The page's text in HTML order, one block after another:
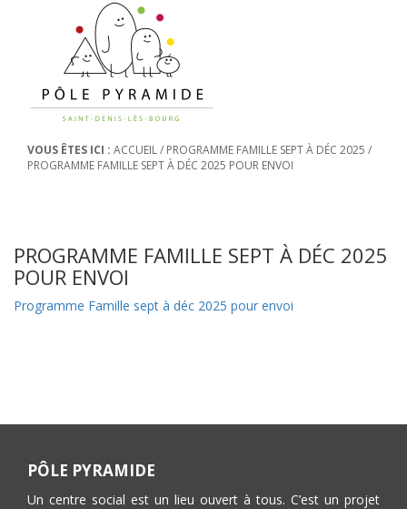
VOUS ÊTES ICI : ACCUEIL/ PROGRAMME FAMILLE SEPT À DÉC 2025 /
PROGRAMME FAMILLE SEPT À DÉC 2025 POUR ENVOI
PROGRAMME FAMILLE SEPT À DÉC 2025
POUR ENVOI
Programme Famille sept à déc 2025 pour envoi
PÔLE PYRAMIDE
Un centre social est un lieu ouvert à tous. C’est un projet